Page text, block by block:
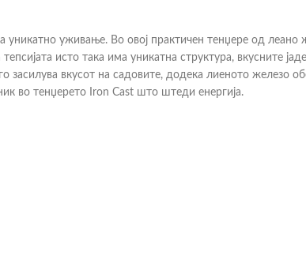
уникатно уживање. Во овој практичен тенџере од
исто така има уникатна структура, вкусните
вкусот на садовите, додека лиеното железо
во тенџерето Iron Cast што штеди енергија.